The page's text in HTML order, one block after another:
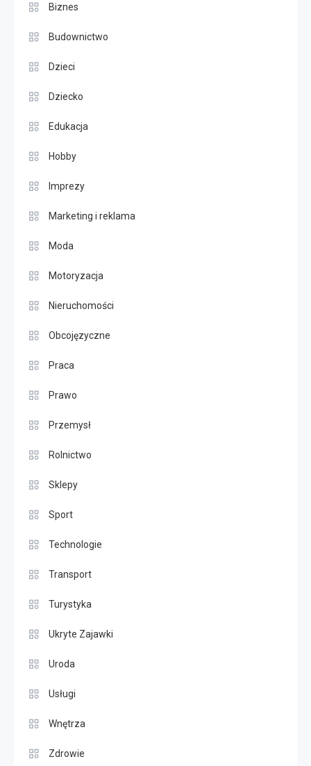
Biznes
Budownictwo
Dzieci
Dziecko
Edukacja
Hobby
Imprezy
Marketing i reklama
Moda
Motoryzacja
Nieruchomości
Obcojęzyczne
Praca
Prawo
Przemysł
Rolnictwo
Sklepy
Sport
Technologie
Transport
Turystyka
Ukryte Zajawki
Uroda
Usługi
Wnętrza
Zdrowie